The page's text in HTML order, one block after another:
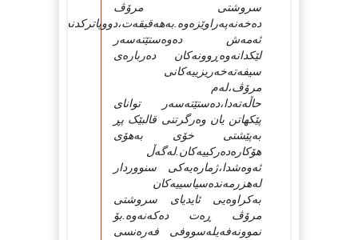
سروشتی مرۆڤ
ده‌خه‌نه‌په‌راوێزه‌وه‌.به‌هه‌قیقه‌ت،دووپاترکدنه‌وه‌ی
ئه‌مه‌ش ده‌وه‌ستێته‌سه‌ر
لێکدانه‌وه‌ڕوونه‌کان ده‌رباره‌ی
سیفه‌ته‌خه‌ریزییه‌کانی
مرۆڤ،له‌م
حاڵه‌ته‌دا،ده‌ستێته‌سه‌ر توانای
پێکهاتن یان وه‌رگرتنی قالبێک پڕ
به‌پێشتی خۆی به‌هۆی
هۆکاره‌ده‌رکییه‌کان.له‌گه‌ڵ
ئه‌وه‌شدا،ژماره‌یه‌کی سنووردار
له‌هزرمه‌نده‌سیاسییه‌کان
به‌کراوه‌یی ئایدیای سروشتی
مرۆڤ ڕه‌ت ده‌که‌نه‌وه‌.بۆ
نموونه‌فه‌یله‌سووفی فه‌ره‌نسی